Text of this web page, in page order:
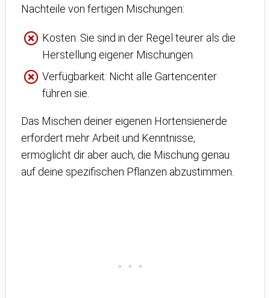
Nachteile von fertigen Mischungen:
Kosten: Sie sind in der Regel teurer als die
Herstellung eigener Mischungen.
Verfügbarkeit: Nicht alle Gartencenter
führen sie.
Das Mischen deiner eigenen Hortensienerde
erfordert mehr Arbeit und Kenntnisse,
ermöglicht dir aber auch, die Mischung genau
auf deine spezifischen Pflanzen abzustimmen.